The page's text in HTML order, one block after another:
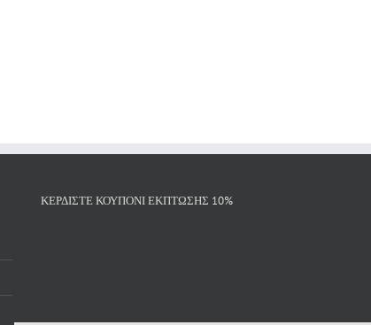
ΚΕΡΔΙΣΤΕ ΚΟΥΠΟΝΙ ΕΚΠΤΩΣΗΣ 10%